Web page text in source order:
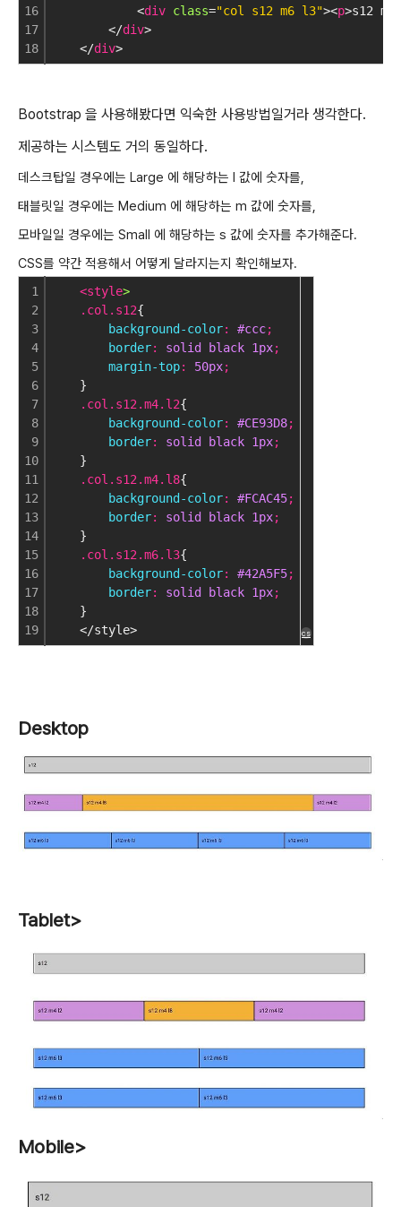
16
17
18
<div class="col s12 m6 l3"><p>s12
</div>
</div>
Bootstrap 을 사용해봤다면 익숙한 사용방법일거라 생각한다.
제공하는 시스템도 거의 동일하다.
데스크탑일 경우에는 Large 에 해당하는 l 값에 숫자를,
태블릿일 경우에는 Medium 에 해당하는 m 값에 숫자를,
모바일일 경우에는 Small 에 해당하는 s 값에 숫자를 추가해준다.
CSS를 약간 적용해서 어떻게 달라지는지 확인해보자.
1
2
3
4
5
6
7
8
9
10
11
12
13
14
15
16
17
18
19
<style>
.col.s12{
background-color: #ccc;
border: solid black 1px;
margin-top: 50px;
}
.col.s12.m4.l2{
background-color: #CE93D8;
border: solid black 1px;
}
.col.s12.m4.l8{
background-color: #FCAC45;
border: solid black 1px;
}
.col.s12.m6.l3{
background-color: #42A5F5;
border: solid black 1px;
}
</style>
cs
Desktop
Tablet>
Mobile>